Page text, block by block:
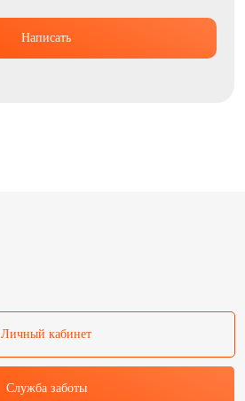
Написать
Личный кабинет
Служба заботы